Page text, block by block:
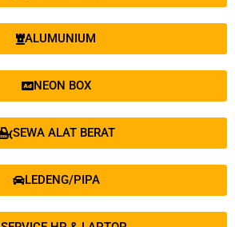
ALUMUNIUM
NEON BOX
SEWA ALAT BERAT
LEDENG/PIPA